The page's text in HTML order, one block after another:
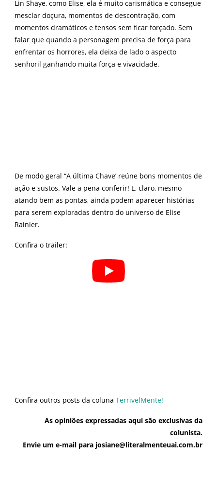
Lin Shaye, como Elise, ela é muito carismática e consegue
mesclar doçura, momentos de descontração, com
momentos dramáticos e tensos sem ficar forçado. Sem
falar que quando a personagem precisa de força para
enfrentar os horrores, ela deixa de lado o aspecto
senhoril ganhando muita força e vivacidade.
De modo geral “A última Chave’ reúne bons momentos de
ação e sustos. Vale a pena conferir! E, claro, mesmo
atando bem as pontas, ainda podem aparecer histórias
para serem exploradas dentro do universo de Elise
Rainier.
Confira o trailer:
Confira outros posts da coluna TerrivelMente!
As opiniões expressadas aqui são exclusivas da
colunista.
Envie um e-mail para josiane@literalmenteuai.com.br